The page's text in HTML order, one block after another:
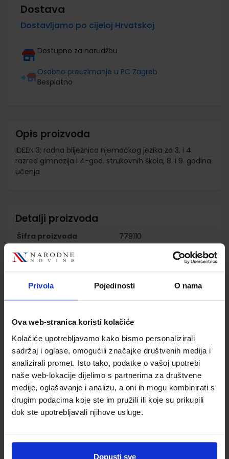
Privola Pojedinosti O nama
Ova web-stranica koristi kolačiće
Kolačiće upotrebljavamo kako bismo personalizirali
sadržaj i oglase, omogućili značajke društvenih medija i
analizirali promet. Isto tako, podatke o vašoj upotrebi
naše web-lokacije dijelimo s partnerima za društvene
medije, oglašavanje i analizu, a oni ih mogu kombinirati s
drugim podacima koje ste im pružili ili koje su prikupili
dok ste upotrebljavali njihove usluge.
Dopusti sve
Dostava
Dostavljamo po cijeloj Hrvatskoj
Dostupno za narudžbu
Osobno preuzimanje u PC Zagreb
Besplatno
Opis proizvoda
IDEEN 3; radna bilježnica njemačkog jezika za 3. i 4.
razred gimnazija i 4-god. strukovnih škola, 8. i 9. godina
učenja
Detalji proizvoda
Šifra proizvoda
779110
Nakladnik
NAKLADA LJEVAK d.o.o.
Puchta
Školski razred
Nastavni predmet
NJEMAČKI JEZIK
Reg br min
6752-DOM